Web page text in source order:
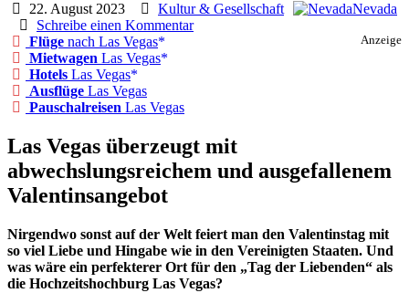
22. August 2023 Kultur & Gesellschaft
Nevada
Schreibe einen Kommentar
Anzeige
Flüge nach Las Vegas
Mietwagen Las Vegas
Hotels Las Vegas
Ausflüge Las Vegas
Pauschalreisen Las Vegas
Las Vegas überzeugt mit
abwechslungsreichem und ausgefallenem
Valentinsangebot
Nirgendwo sonst auf der Welt feiert man den Valentinstag mit
so viel Liebe und Hingabe wie in den Vereinigten Staaten. Und
was wäre ein perfekterer Ort für den „Tag der Liebenden“ als
die Hochzeitshochburg Las Vegas?